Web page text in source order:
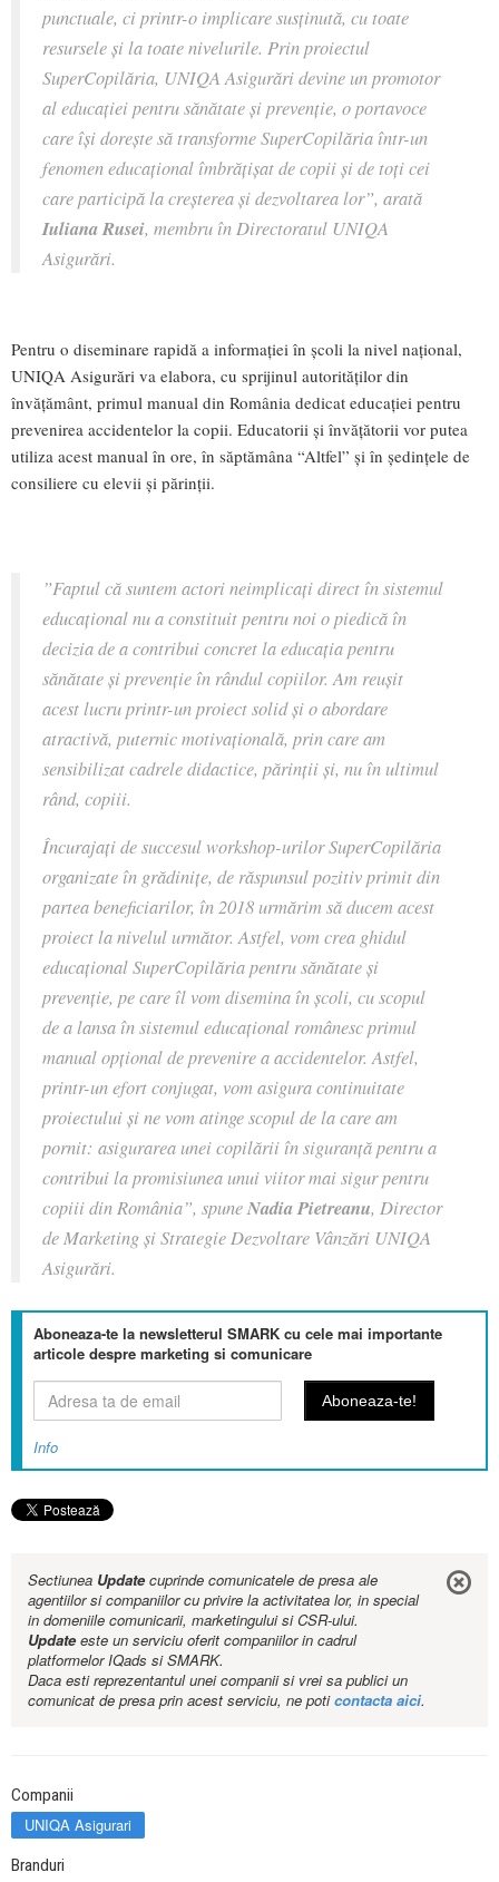
punctuale, ci printr-o implicare susținută, cu toate
resursele și la toate nivelurile. Prin proiectul
SuperCopilăria, UNIQA Asigurări devine un promotor
al educației pentru sănătate și prevenție, o portavoce
care își dorește să transforme SuperCopilăria într-un
fenomen educațional îmbrățișat de copii și de toți cei
care participă la creșterea și dezvoltarea lor”, arată
Iuliana Rusei, membru în Directoratul UNIQA
Asigurări.
Pentru o diseminare rapidă a informației în școli la nivel național,
UNIQA Asigurări va elabora, cu sprijinul autorităților din
învățământ, primul manual din România dedicat educației pentru
prevenirea accidentelor la copii. Educatorii și învățătorii vor putea
utiliza acest manual în ore, în săptămâna “Altfel” și în ședințele de
consiliere cu elevii și părinții.
”Faptul că suntem actori neimplicați direct în sistemul
educațional nu a constituit pentru noi o piedică în
decizia de a contribui concret la educația pentru
sănătate și prevenție în rândul copiilor. Am reușit
acest lucru printr-un proiect solid și o abordare
atractivă, puternic motivațională, prin care am
sensibilizat cadrele didactice, părinții și, nu în ultimul
rând, copiii.
Încurajați de succesul workshop-urilor SuperCopilăria
organizate în grădinițe, de răspunsul pozitiv primit din
partea beneficiarilor, în 2018 urmărim să ducem acest
proiect la nivelul următor. Astfel, vom crea ghidul
educațional SuperCopilăria pentru sănătate și
prevenție, pe care îl vom disemina în școli, cu scopul
de a lansa în sistemul educațional românesc primul
manual opțional de prevenire a accidentelor. Astfel,
printr-un efort conjugat, vom asigura continuitate
proiectului și ne vom atinge scopul de la care am
pornit: asigurarea unei copilării în siguranță pentru a
contribui la promisiunea unui viitor mai sigur pentru
copiii din România”, spuneNadia Pietreanu, Director
de Marketing și Strategie Dezvoltare Vânzări UNIQA
Asigurări.
Aboneaza-te la newsletterul SMARK cu cele mai importante
articole despre marketing si comunicare
Info
Sectiunea Updatecuprinde comunicatele de presa ale
agentiilor si companiilor cu privire la activitatea lor, in special
in domeniile comunicarii, marketingului si CSR-ului.
Updateeste un serviciu oferit companiilor in cadrul
platformelor IQads si SMARK.
Daca esti reprezentantul unei companii si vrei sa publici un
comunicat de presa prin acest serviciu, ne poticontacta aici.
Companii
UNIQA Asigurari
Branduri